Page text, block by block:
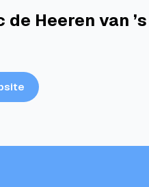
Heeren van ’s